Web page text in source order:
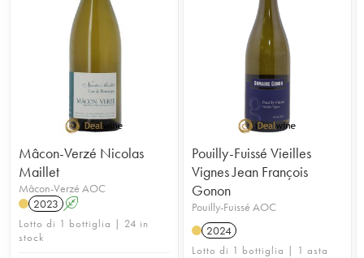
Mâcon-Verzé Nicolas
Maillet
Mâcon-Verzé AOC
2023 A
Lotto di 1 bottiglia | 24 in
stock
Pouilly-Fuissé Vieilles
Vignes Jean François
Gonon
Pouilly-Fuissé AOC
2024
Lotto di 1 bottiglia | 1 asta